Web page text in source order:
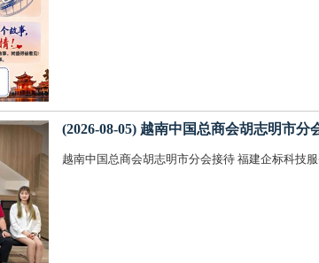
(2026-08-05) 越南中国总商会胡志明市
越南中国总商会胡志明市分会接待 福建企标科技